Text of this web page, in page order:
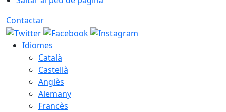
Contactar
Idiomes
Català
Castellà
Anglès
Alemany
Francès